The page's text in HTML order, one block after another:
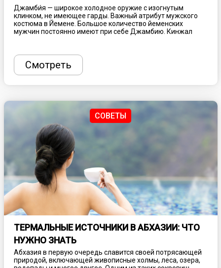
Джамби́я — широкое холодное оружие с изогнутым
клинком, не имеющее гарды. Важный атрибут мужского
костюма в Йемене. Большое количество йеменских
мужчин постоянно имеют при себе Джамбию. Кинжал
специализированный пояс сбоку отчего и пошло его
название, которое переводится как «бок, сторона».
Смотреть
СОВЕТЫ
ТЕРМАЛЬНЫЕ ИСТОЧНИКИ В АБХАЗИИ: ЧТО
НУЖНО ЗНАТЬ
Абхазия в первую очередь славится своей потрясающей
природой, включающей живописные холмы, леса, озера,